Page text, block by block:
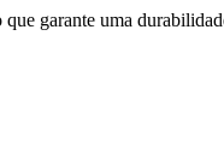
garante uma